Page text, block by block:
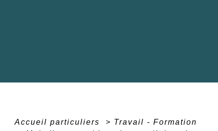
Accueil particuliers > Travail - Formation